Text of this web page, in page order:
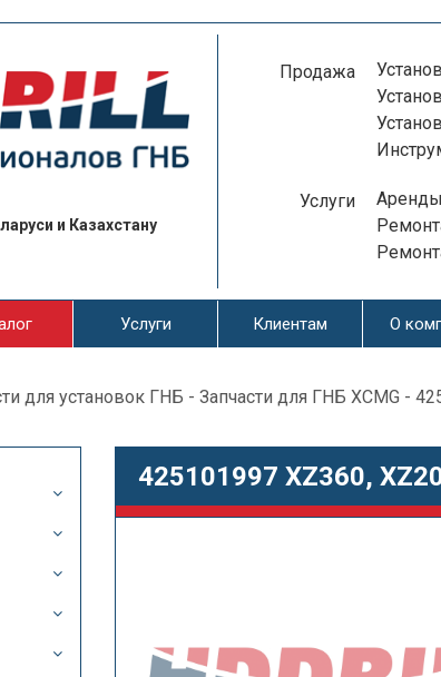
и Казахстану
Продажа
Услуги
Услуги Клиентам О
для установок ГНБ - Запчасти для ГНБ XCMG -
425101997 XZ360,